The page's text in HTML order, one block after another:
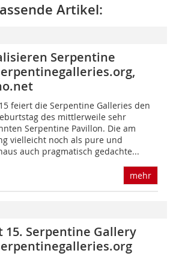
Artikel:
Serpentine
feiert die Serpentine Galleries den
des mittlerweile sehr
Serpentine Pavillon. Die am
vielleicht noch als pure und
auch pragmatisch gedachte...
mehr
15. Serpentine Gallery